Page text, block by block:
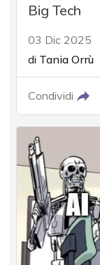
Big Tech
03 Dic 2025
di Tania Orrù
Condividi